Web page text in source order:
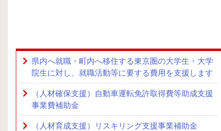
県内へ就職・町内へ移住する東京圏の大学生・大学
院生に対し、就職活動等に要する費用を支援します
（人材確保支援）自動車運転免許取得費等助成支援
事業費補助金
（人材育成支援）リスキリング支援事業補助金